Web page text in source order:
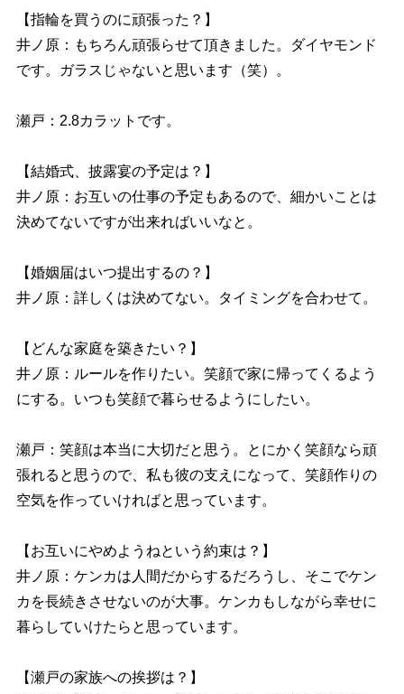
【指輪を買うのに頑張った？】
井ノ原：もちろん頑張らせて頂きました。ダイヤモンド
です。ガラスじゃないと思います（笑）。
瀬戸：2.8カラットです。
【結婚式、披露宴の予定は？】
井ノ原：お互いの仕事の予定もあるので、細かいことは
決めてないですが出来ればいいなと。
【婚姻届はいつ提出するの？】
井ノ原：詳しくは決めてない。タイミングを合わせて。
【どんな家庭を築きたい？】
井ノ原：ルールを作りたい。笑顔で家に帰ってくるよう
にする。いつも笑顔で暮らせるようにしたい。
瀬戸：笑顔は本当に大切だと思う。とにかく笑顔なら頑
張れると思うので、私も彼の支えになって、笑顔作りの
空気を作っていければと思っています。
【お互いにやめようねという約束は？】
井ノ原：ケンカは人間だからするだろうし、そこでケン
カを長続きさせないのが大事。ケンカもしながら幸せに
暮らしていけたらと思っています。
【瀬戸の家族への挨拶は？】